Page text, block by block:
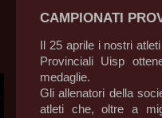
CAMPIONATI
Il 25 aprile i nostri
Provinciali Uisp
medaglie.
Gli allenatori della
atleti che, oltre a